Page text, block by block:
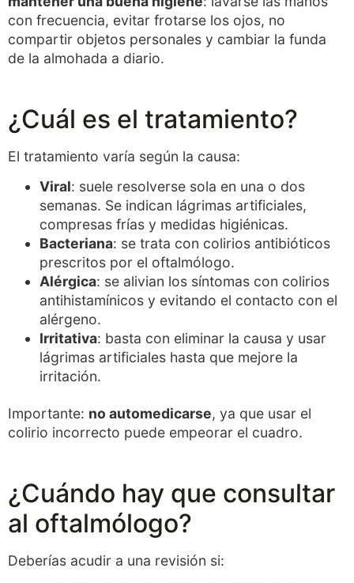
con frecuencia, evitar frotarse los ojos, no
compartir objetos personales y cambiar la funda
de la almohada a diario.
¿Cuál es el tratamiento?
El tratamiento varía según la causa:
Viral: suele resolverse sola en una o dos
semanas. Se indican lágrimas artificiales,
compresas frías y medidas higiénicas.
Bacteriana: se trata con colirios antibióticos
prescritos por el oftalmólogo.
Alérgica: se alivian los síntomas con colirios
antihistamínicos y evitando el contacto con el
alérgeno.
Irritativa: basta con eliminar la causa y usar
lágrimas artificiales hasta que mejore la
irritación.
Importante: no automedicarse, ya que usar el
colirio incorrecto puede empeorar el cuadro.
¿Cuándo hay que consultar
al oftalmólogo?
Deberías acudir a una revisión si: